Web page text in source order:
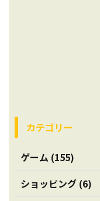
カテゴリー
ゲーム (155)
ショッピング (6)